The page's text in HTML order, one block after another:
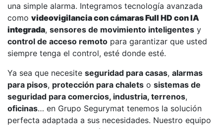
una simple alarma. Integramos tecnología avanzada
como videovigilancia con cámaras Full HD con IA
integrada, sensores de movimiento inteligentes y
control de acceso remoto para garantizar que usted
siempre tenga el control, esté donde esté.
Ya sea que necesite seguridad para casas, alarmas
para pisos, protección para chalets o sistemas de
seguridad para comercios, industria, terrenos,
oficinas… en Grupo Segurymat tenemos la solución
perfecta adaptada a sus necesidades. Nuestro equipo